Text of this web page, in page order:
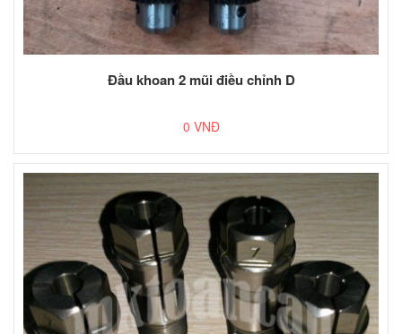
Đầu khoan 2 mũi điều chỉnh D
0 VNĐ